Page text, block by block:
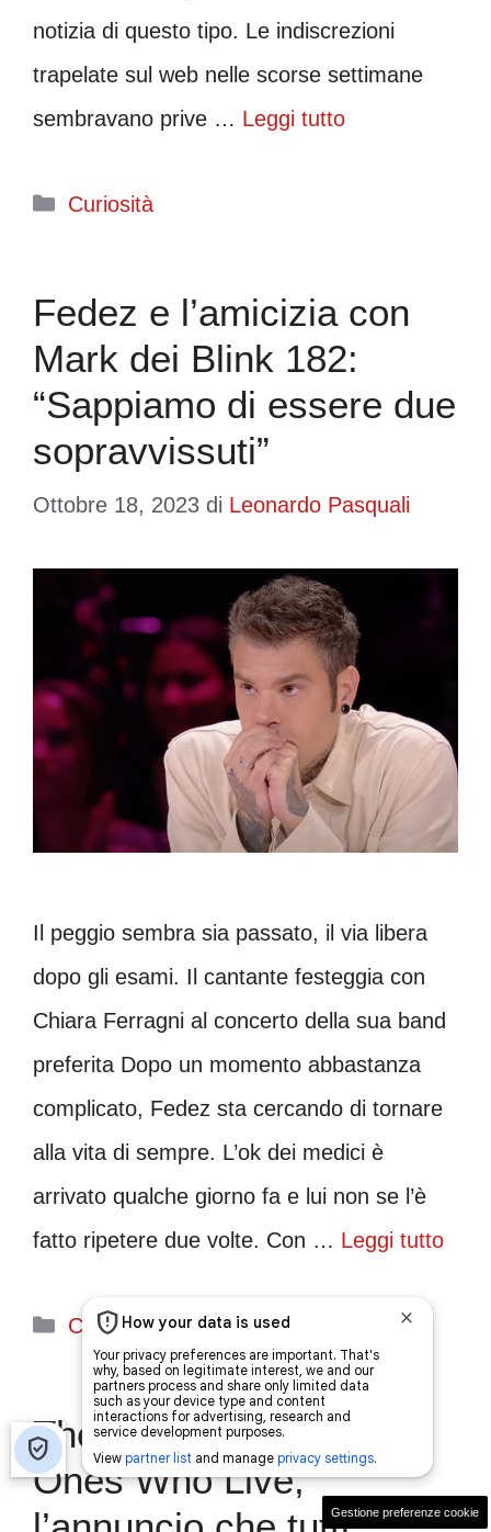
notizia di questo tipo. Le indiscrezioni
trapelate sul web nelle scorse settimane
sembravano prive … Leggi tutto
Categorie
Curiosità
Fedez e l’amicizia con
Mark dei Blink 182:
“Sappiamo di essere due
sopravvissuti”
Ottobre 18, 2023 di Leonardo Pasquali
Il peggio sembra sia passato, il via libera
dopo gli esami. Il cantante festeggia con
Chiara Ferragni al concerto della sua band
preferita Dopo un momento abbastanza
complicato, Fedez sta cercando di tornare
alla vita di sempre. L’ok dei medici è
arrivato qualche giorno fa e lui non se l’è
fatto ripetere due volte. Con … Leggi tutto
Categorie
Curiosità
The Walking Dead: The
Ones Who Live,
Gestione preferenze cookie